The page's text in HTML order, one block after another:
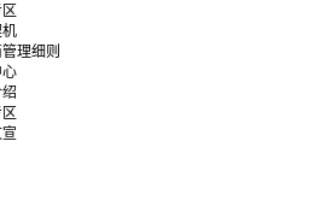
理细则